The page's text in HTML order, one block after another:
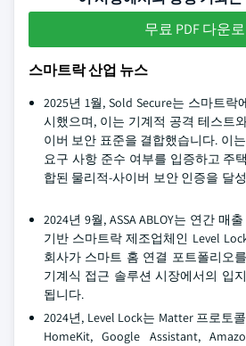
무료 PDF 다운
스마트락 산업 뉴스
2025년 1월, Sold Secure는 스마트락
시했으며, 이는 기계적 공격 테스트와
이버 보안 표준을 결합했습니다. 이
요구 사항 준수 여부를 입증하고 주
합된 물리적-사이버 보안 인증을 달
2024년 9월, ASSA ABLOY는 연간 매
기반 스마트락 제조업체인 Level
회사가 스마트 홈 연결 포트폴리오
기계식 접근 솔루션 시장에서의 입
됩니다.
2024년, Level Lock는 Matter 프로토
HomeKit, Google Assistant,